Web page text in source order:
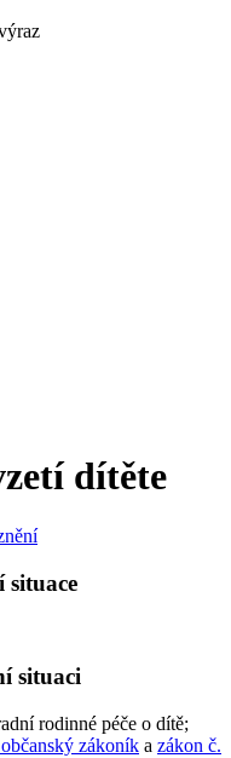
dítěte
situace
situaci
rodinné péče o dítě;
zákoník a zákon č.